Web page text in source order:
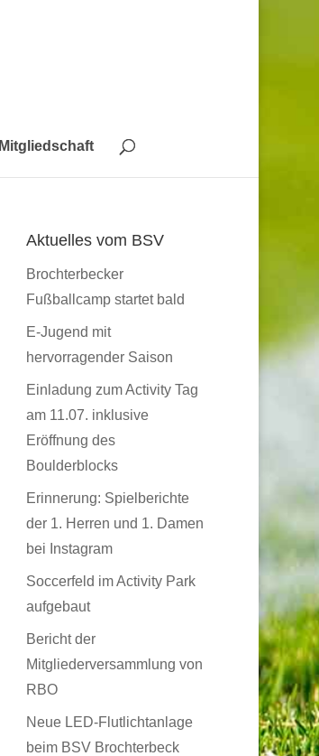
Mitgliedschaft
Aktuelles vom BSV
Brochterbecker
Fußballcamp startet bald
E-Jugend mit
hervorragender Saison
Einladung zum Activity Tag
am 11.07. inklusive
Eröffnung des
Boulderblocks
Erinnerung: Spielberichte
der 1. Herren und 1. Damen
bei Instagram
Soccerfeld im Activity Park
aufgebaut
Bericht der
Mitgliederversammlung von
RBO
Neue LED-Flutlichtanlage
beim BSV Brochterbeck